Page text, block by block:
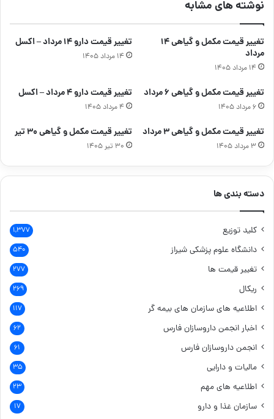
نوشته های مشابه
تغییر قیمت مکمل و گیاهی ۱۴
مرداد
۱۴ مرداد ۱۴۰۵
تغییر قیمت دارو ۱۴ مرداد – اکسل
۱۴ مرداد ۱۴۰۵
تغییر قیمت مکمل و گیاهی ۶ مرداد
۶ مرداد ۱۴۰۵
تغییر قیمت دارو ۴ مرداد – اکسل
۴ مرداد ۱۴۰۵
تغییر قیمت مکمل و گیاهی ۳ مرداد
۳ مرداد ۱۴۰۵
تغییر قیمت مکمل و گیاهی ۳۰ تیر
۳۰ تیر ۱۴۰۵
دسته بندی ها
کلید توزیع ۱,۳۷۷
دانشگاه علوم پزشکی شیراز ۵۴۰
تغییر قیمت ها ۲۷۷
ریکال ۲۶۹
اطلاعیه های سازمان های بیمه گر ۱۱۷
اخبار انجمن داروسازان فارس ۶۲
انجمن داروسازان فارس ۶۱
مالیات و دارایی ۳۵
اطلاعیه های مهم ۲۳
سازمان غذا و دارو ۱۷